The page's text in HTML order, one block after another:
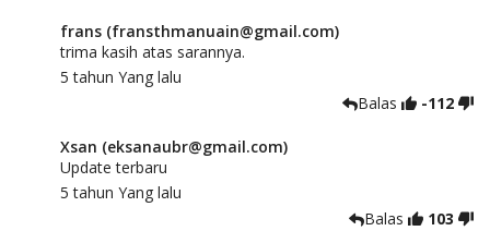
frans (fransthmanuain@gmail.com)
trima kasih atas sarannya.
5 tahun Yang lalu
Balas
-112
Xsan (eksanaubr@gmail.com)
Update terbaru
5 tahun Yang lalu
Balas
103